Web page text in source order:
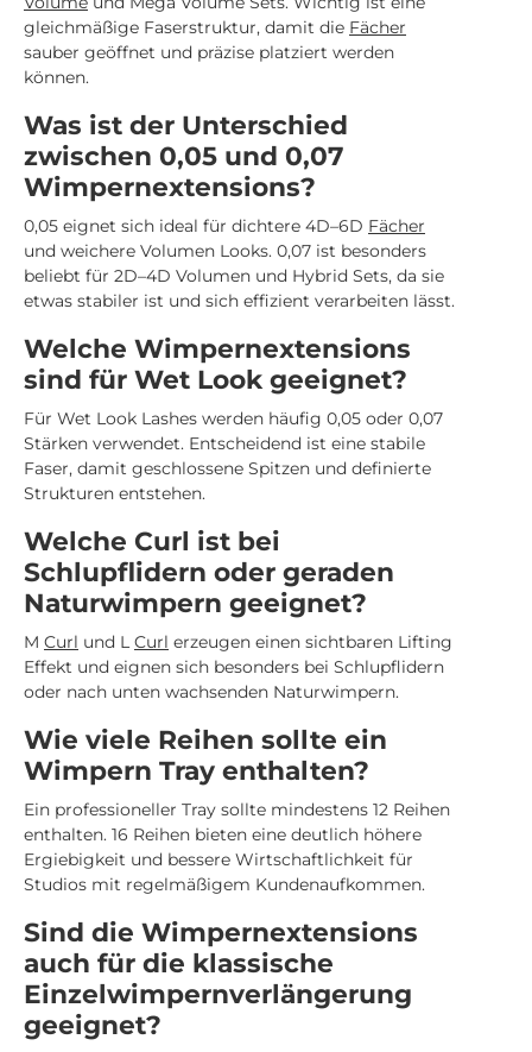
gleichmäßige Faserstruktur, damit die Fächer
sauber geöffnet und präzise platziert werden
können.
Was ist der Unterschied
zwischen 0,05 und 0,07
Wimpernextensions?
0,05 eignet sich ideal für dichtere 4D–6D Fächer
und weichere Volumen Looks. 0,07 ist besonders
beliebt für 2D–4D Volumen und Hybrid Sets, da sie
etwas stabiler ist und sich effizient verarbeiten lässt.
Welche Wimpernextensions
sind für Wet Look geeignet?
Für Wet Look Lashes werden häufig 0,05 oder 0,07
Stärken verwendet. Entscheidend ist eine stabile
Faser, damit geschlossene Spitzen und definierte
Strukturen entstehen.
Welche Curl ist bei
Schlupflidern oder geraden
Naturwimpern geeignet?
M Curl und L Curl erzeugen einen sichtbaren Lifting
Effekt und eignen sich besonders bei Schlupflidern
oder nach unten wachsenden Naturwimpern.
Wie viele Reihen sollte ein
Wimpern Tray enthalten?
Ein professioneller Tray sollte mindestens 12 Reihen
enthalten. 16 Reihen bieten eine deutlich höhere
Ergiebigkeit und bessere Wirtschaftlichkeit für
Studios mit regelmäßigem Kundenaufkommen.
Sind die Wimpernextensions
auch für die klassische
Einzelwimpernverlängerung
geeignet?